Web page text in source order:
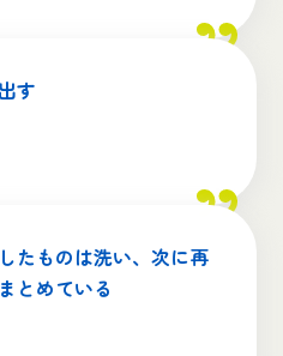
す
たものは洗い、次に再
とめている